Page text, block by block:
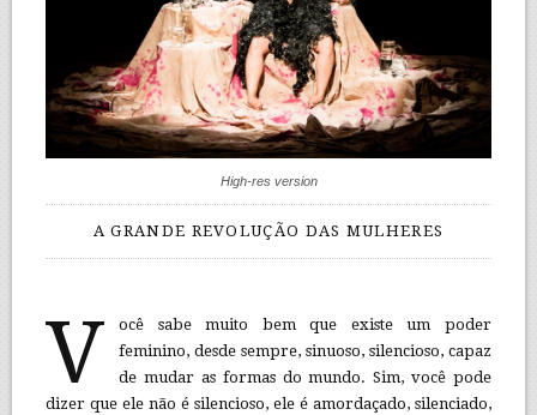
High-res version
A GRANDE REVOLUÇÃO DAS MULHERES
V
ocê sabe muito bem que existe um poder
feminino, desde sempre, sinuoso, silencioso, capaz
de mudar as formas do mundo. Sim, você pode
dizer que ele não é silencioso, ele é amordaçado, silenciado,